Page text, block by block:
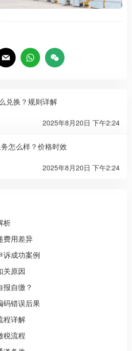
兑换？规则详解
2025年8月20日 下午2:24
怎么样？价格时效
2025年8月20日 下午2:24
析
费用差异
诉成功案例
关原因
自缴？
码错误后果
程详解
税流程